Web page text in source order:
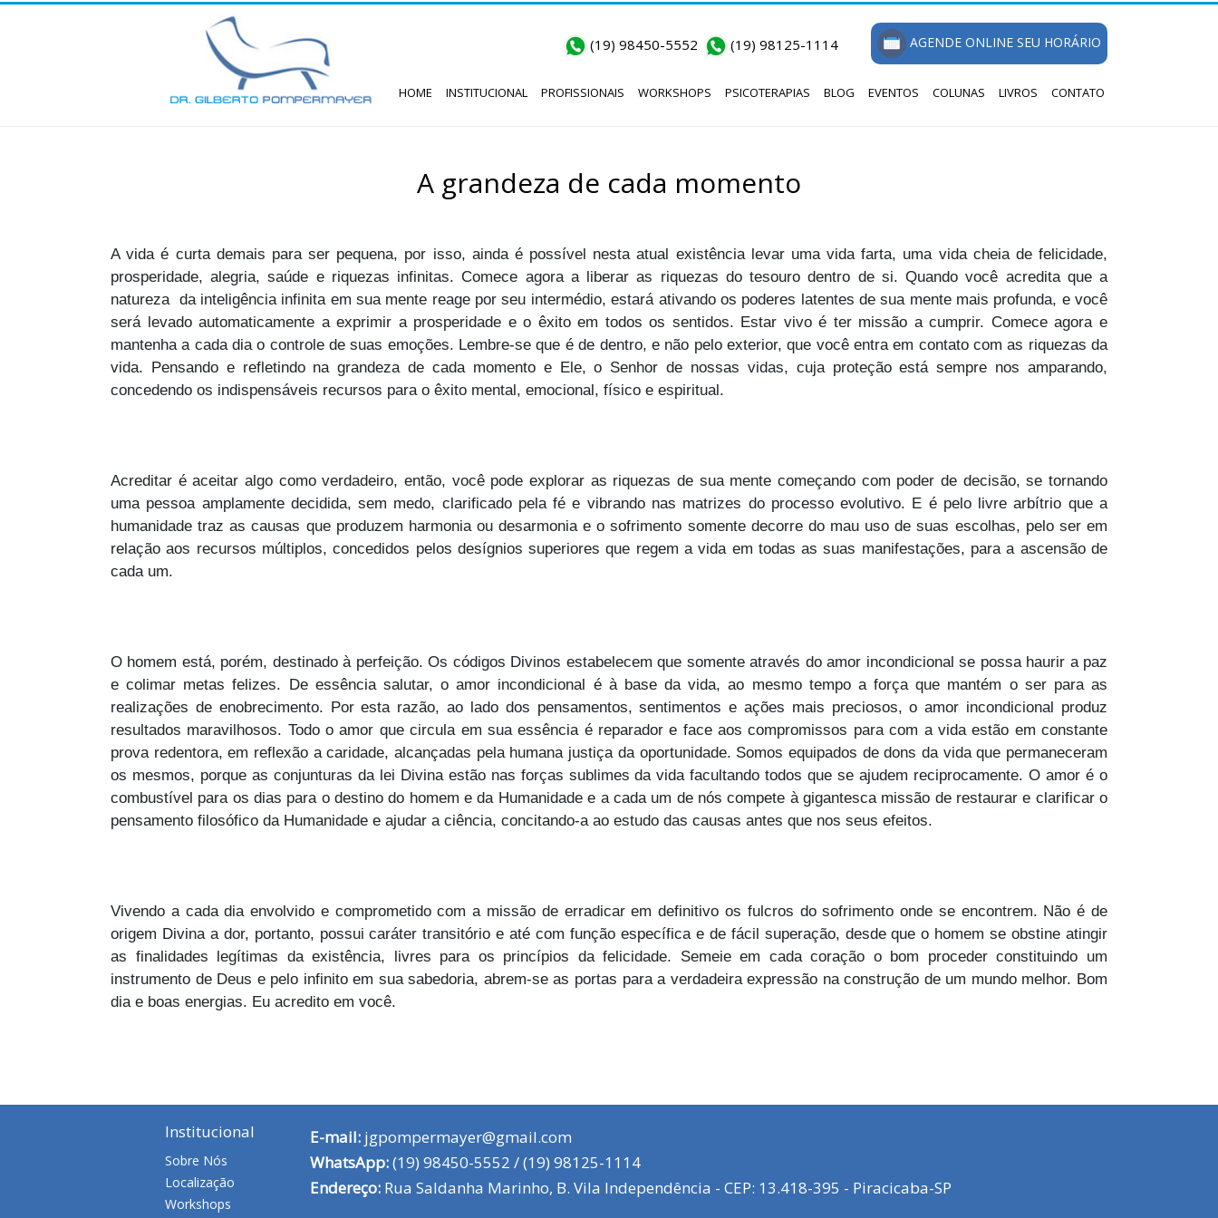
(19) 98450-5552 (19) 98125-1114 AGENDE ONLINE SEU HORÁRIO
HOME INSTITUCIONAL PROFISSIONAIS WORKSHOPS PSICOTERAPIAS BLOG EVENTOS COLUNAS LIVROS CONTATO
A grandeza de cada momento
A vida é curta demais para ser pequena, por isso, ainda é possível nesta atual existência levar uma vida farta, uma vida cheia de felicidade,
prosperidade, alegria, saúde e riquezas infinitas. Comece agora a liberar as riquezas do tesouro dentro de si. Quando você acredita que a
natureza da inteligência infinita em sua mente reage por seu intermédio, estará ativando os poderes latentes de sua mente mais profunda, e você
será levado automaticamente a exprimir a prosperidade e o êxito em todos os sentidos. Estar vivo é ter missão a cumprir. Comece agora e
mantenha a cada dia o controle de suas emoções. Lembre-se que é de dentro, e não pelo exterior, que você entra em contato com as riquezas da
vida. Pensando e refletindo na grandeza de cada momento e Ele, o Senhor de nossas vidas, cuja proteção está sempre nos amparando,
concedendo os indispensáveis recursos para o êxito mental, emocional, físico e espiritual.
Acreditar é aceitar algo como verdadeiro, então, você pode explorar as riquezas de sua mente começando com poder de decisão, se tornando
uma pessoa amplamente decidida, sem medo, clarificado pela fé e vibrando nas matrizes do processo evolutivo. E é pelo livre arbítrio que a
humanidade traz as causas que produzem harmonia ou desarmonia e o sofrimento somente decorre do mau uso de suas escolhas, pelo ser em
relação aos recursos múltiplos, concedidos pelos desígnios superiores que regem a vida em todas as suas manifestações, para a ascensão de
cada um.
O homem está, porém, destinado à perfeição. Os códigos Divinos estabelecem que somente através do amor incondicional se possa haurir a paz
e colimar metas felizes. De essência salutar, o amor incondicional é à base da vida, ao mesmo tempo a força que mantém o ser para as
realizações de enobrecimento. Por esta razão, ao lado dos pensamentos, sentimentos e ações mais preciosos, o amor incondicional produz
resultados maravilhosos. Todo o amor que circula em sua essência é reparador e face aos compromissos para com a vida estão em constante
prova redentora, em reflexão a caridade, alcançadas pela humana justiça da oportunidade. Somos equipados de dons da vida que permaneceram
os mesmos, porque as conjunturas da lei Divina estão nas forças sublimes da vida facultando todos que se ajudem reciprocamente. O amor é o
combustível para os dias para o destino do homem e da Humanidade e a cada um de nós compete à gigantesca missão de restaurar e clarificar o
pensamento filosófico da Humanidade e ajudar a ciência, concitando-a ao estudo das causas antes que nos seus efeitos.
Vivendo a cada dia envolvido e comprometido com a missão de erradicar em definitivo os fulcros do sofrimento onde se encontrem. Não é de
origem Divina a dor, portanto, possui caráter transitório e até com função específica e de fácil superação, desde que o homem se obstine atingir
as finalidades legítimas da existência, livres para os princípios da felicidade. Semeie em cada coração o bom proceder constituindo um
instrumento de Deus e pelo infinito em sua sabedoria, abrem-se as portas para a verdadeira expressão na construção de um mundo melhor. Bom
dia e boas energias. Eu acredito em você.
Institucional
Sobre Nós
Localização
Workshops
E-mail: jgpompermayer@gmail.com
WhatsApp:(19) 98450-5552 / (19) 98125-1114
Endereço: Rua Saldanha Marinho, B. Vila Independência - CEP: 13.418-395 - Piracicaba-SP